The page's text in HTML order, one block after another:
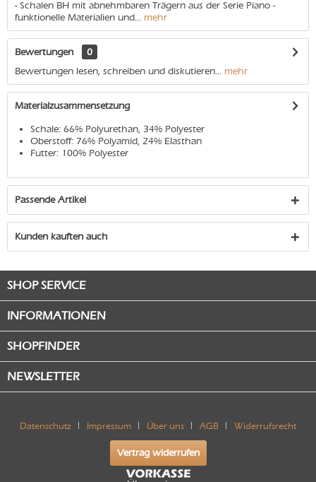
- Schalen BH mit abnehmbaren Trägern aus der Serie Piano -
funktionelle Materialien und... mehr
Bewertungen
0
Bewertungen lesen, schreiben und diskutieren... mehr
Materialzusammensetzung
Schale: 66% Polyurethan, 34% Polyester
Oberstoff: 76% Polyamid, 24% Elasthan
Futter: 100% Polyester
Passende Artikel
Kunden kauften auch
SHOP SERVICE
INFORMATIONEN
SHOPFINDER
NEWSLETTER
Datenschutz Impressum Über uns AGB Widerrufsrecht
Vertrag widerrufen